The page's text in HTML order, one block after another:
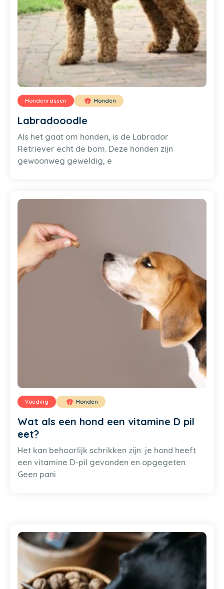
Hondenrassen Honden
Labradooodle
Als het gaat om honden, is de Labrador
Retriever echt de bom. Deze honden zijn
gewoonweg geweldig, e
Voeding Honden
Wat als een hond een vitamine D pil
eet?
Het kan behoorlijk schrikken zijn: je hond heeft
een vitamine D-pil gevonden en opgegeten.
Geen pani